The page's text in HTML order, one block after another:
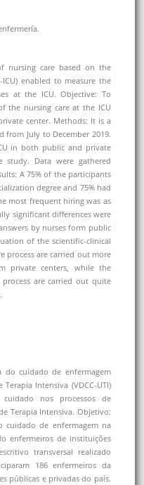
nursing care based on the
enabled to measure the
at the ICU. Objective: To
the nursing care at the ICU
center. Methods: It is a
from July to December 2019.
in both public and private
Data were gathered
A 75% of the participants
degree and 75% had
most frequent hiring was as
significant differences were
by nurses form public
of the scientific-clinical
process are carried out more
private centers, while the
are carried out quite
do cuidado de enfermagem
Intensiva (VDCC-UTI)
nos processos de
Terapia Intensiva. Objetivo:
cuidado de enfermagem na
enfermeiros de instituições
transversal realizado
186 enfermeiros da
públicas e privadas do país.